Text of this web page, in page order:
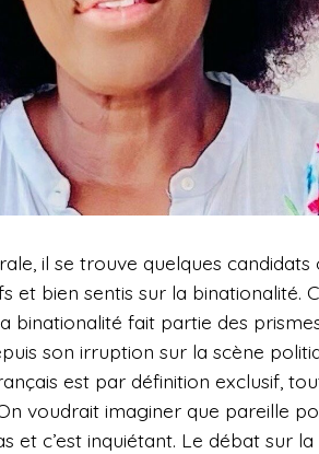
il se trouve quelques
et bien sentis sur la binationalité.
binationalité fait partie des
son irruption sur la scène
est par définition exclusif,
voudrait imaginer que pareille
et c’est inquiétant. Le débat sur